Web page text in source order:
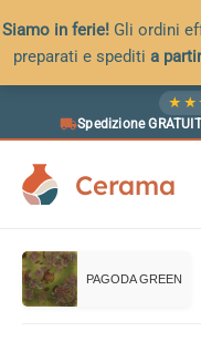
Siamo in ferie! Gli ordini
preparati e spediti a
★ ★
Spedizione
Cerama
PAGODA GREEN